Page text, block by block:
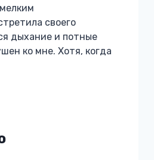
своего
дыхание и потные
ко мне. Хотя, когда